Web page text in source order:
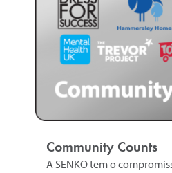
Community Counts
A SENKO tem o